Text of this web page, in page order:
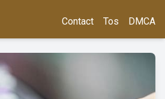
Contact Tos DMCA